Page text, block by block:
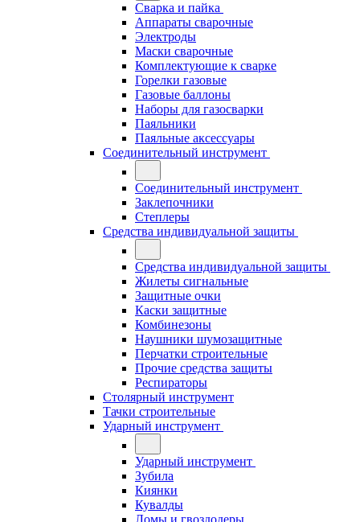
Сварка и пайка
Аппараты сварочные
Электроды
Маски сварочные
Комплектующие к сварке
Горелки газовые
Газовые баллоны
Наборы для газосварки
Паяльники
Паяльные аксессуары
Соединительный инструмент
Соединительный инструмент
Заклепочники
Степлеры
Средства индивидуальной защиты
Средства индивидуальной защиты
Жилеты сигнальные
Защитные очки
Каски защитные
Комбинезоны
Наушники шумозащитные
Перчатки строительные
Прочие средства защиты
Респираторы
Столярный инструмент
Тачки строительные
Ударный инструмент
Ударный инструмент
Зубила
Киянки
Кувалды
Ломы и гвоздодеры